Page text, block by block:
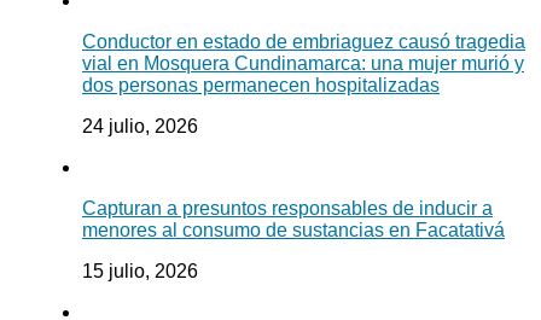
Conductor en estado de embriaguez causó tragedia
vial en Mosquera Cundinamarca: una mujer murió y
dos personas permanecen hospitalizadas
24 julio, 2026
Capturan a presuntos responsables de inducir a
menores al consumo de sustancias en Facatativá
15 julio, 2026